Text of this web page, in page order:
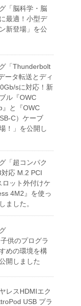
「脳科学・脳
最適！小型デ
新登場」を公
「Thunderbolt
ータ転送とディ
sに対応！新
ル『OWC
と『OWC
C）ケーブ
！」を公開し
「超コンパク
応 M.2 PCI
ロット外付けケ
4M2』を使っ
ました。
供のプログラ
めの環境を構
開しました
レスHDMIエク
USB プラ